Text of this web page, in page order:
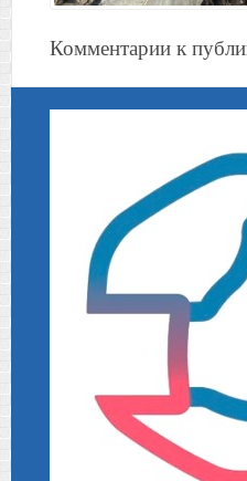
Комментарии к